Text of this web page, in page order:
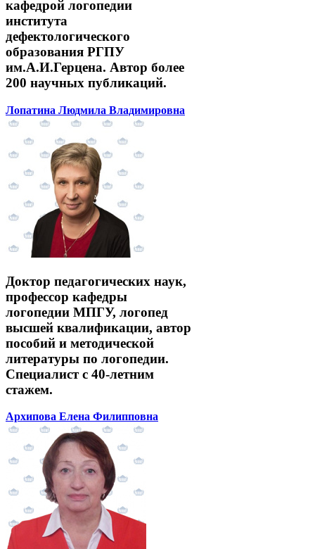
кафедрой логопедии
института
дефектологического
образования РГПУ
им.А.И.Герцена. Автор более
200 научных публикаций.
Лопатина Людмила Владимировна
Доктор педагогических наук,
профессор кафедры
логопедии МПГУ, логопед
высшей квалификации, автор
пособий и методической
литературы по логопедии.
Специалист с 40-летним
стажем.
Архипова Елена Филипповна